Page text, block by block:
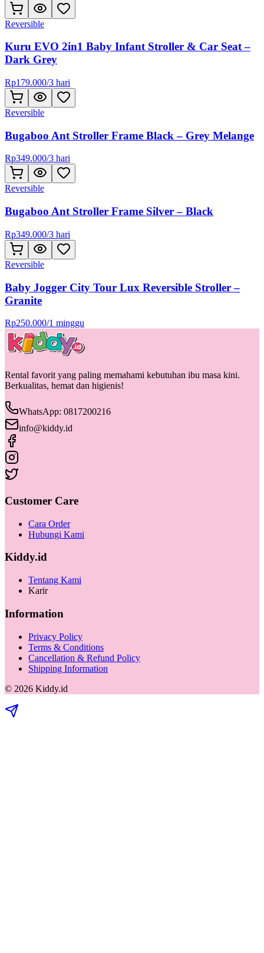
Reversible
Kuru EVO 2in1 Baby Infant Stroller & Car Seat –
Dark Grey
Rp179.000/3 hari
Reversible
Bugaboo Ant Stroller Frame Black – Grey Melange
Rp349.000/3 hari
Reversible
Bugaboo Ant Stroller Frame Silver – Black
Rp349.000/3 hari
Reversible
Baby Jogger City Tour Lux Reversible Stroller –
Granite
Rp250.000/1 minggu
Rental favorit yang paling memahami kebutuhan ibu masa kini.
Berkualitas, hemat dan higienis!
WhatsApp: 0817200216
info@kiddy.id
Customer Care
Cara Order
Hubungi Kami
Kiddy.id
Tentang Kami
Karir
Information
Privacy Policy
Terms & Conditions
Cancellation & Refund Policy
Shipping Information
© 2026 Kiddy.id